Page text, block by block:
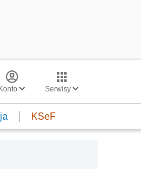
Konto Serwisy
KSeF